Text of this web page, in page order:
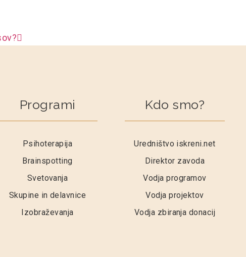
Programi
Psihoterapija
Brainspotting
Svetovanja
Skupine in delavnice
Izobraževanja
Kdo smo?
Uredništvo iskreni.net
Direktor zavoda
Vodja programov
Vodja projektov
Vodja zbiranja donacij